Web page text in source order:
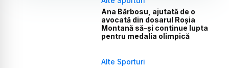
Ana Bărbosu, ajutată de o
avocată din dosarul Roșia
Montană să-și continue lupta
pentru medalia olimpică
Alte Sporturi